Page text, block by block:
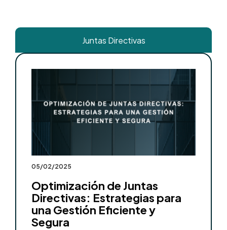
Juntas Directivas
05/02/2025
Optimización de Juntas
Directivas: Estrategias para
una Gestión Eficiente y
Segura